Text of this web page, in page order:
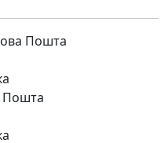
Пошта
Пошта